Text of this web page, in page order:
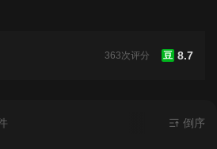
豆 8.7
363次评分
倒序